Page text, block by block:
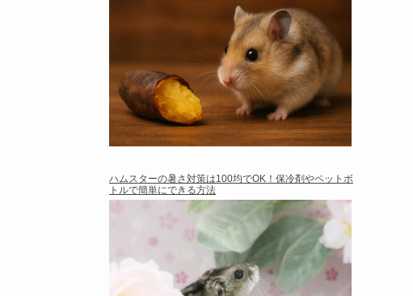
ハムスターの暑さ対策は100均でOK！保冷剤やペットボ
トルで簡単にできる方法